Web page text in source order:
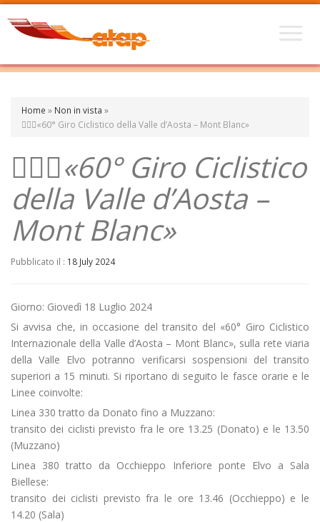
Home » Non in vista »
🚵🏼‍♀️«60° Giro Ciclistico della Valle d’Aosta – Mont Blanc»
🚵🏼‍♀️«60° Giro Ciclistico
della Valle d’Aosta –
Mont Blanc»
Pubblicato il : 18 July 2024
Giorno: Giovedì 18 Luglio 2024
Si avvisa che, in occasione del transito del «60° Giro Ciclistico
Internazionale della Valle d’Aosta – Mont Blanc», sulla rete viaria
della Valle Elvo potranno verificarsi sospensioni del transito
superiori a 15 minuti. Si riportano di seguito le fasce orarie e le
Linee coinvolte:
Linea 330 tratto da Donato fino a Muzzano:
transito dei ciclisti previsto fra le ore 13.25 (Donato) e le 13.50
(Muzzano)
Linea 380 tratto da Occhieppo Inferiore ponte Elvo a Sala
Biellese:
transito dei ciclisti previsto fra le ore 13.46 (Occhieppo) e le
14.20 (Sala)